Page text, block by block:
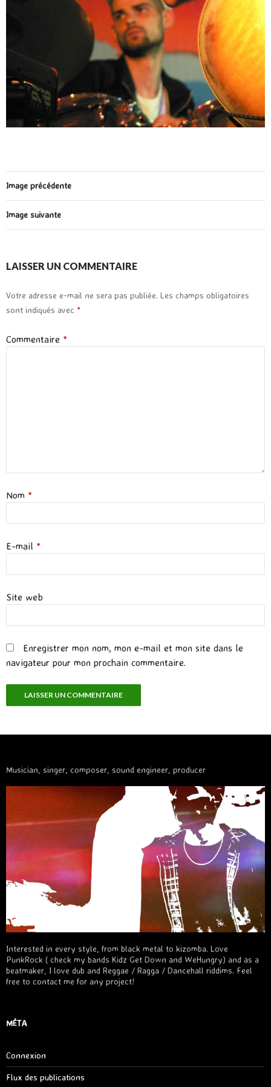
Image précédente
Image suivante
LAISSER UN COMMENTAIRE
Votre adresse e-mail ne sera pas publiée. Les champs obligatoires
sont indiqués avec *
Commentaire *
Nom *
E-mail *
Site web
Enregistrer mon nom, mon e-mail et mon site dans le
navigateur pour mon prochain commentaire.
Musician, singer, composer, sound engineer, producer
Interested in every style, from black metal to kizomba. Love
PunkRock ( check my bands Kidz Get Down and WeHungry) and as a
beatmaker, I love dub and Reggae / Ragga / Dancehall riddims. Feel
free to contact me for any project!
MÉTA
Connexion
Flux des publications